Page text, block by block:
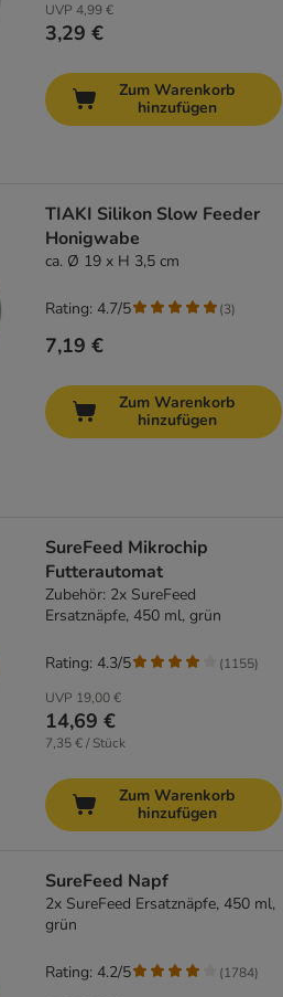
UVP 4,99 €
3,29 €
Zum Warenkorb
hinzufügen
TIAKI Silikon Slow Feeder
Honigwabe
ca. Ø 19 x H 3,5 cm
7,19 €
Rating: 4.7/5 (3)
Zum Warenkorb
hinzufügen
SureFeed Mikrochip
Futterautomat
Zubehör: 2x SureFeed
Ersatznäpfe, 450 ml, grün
UVP 19,00 €
14,69 €
7,35 € / Stück
Rating: 4.3/5 (1155)
Zum Warenkorb
hinzufügen
SureFeed Napf
2x SureFeed Ersatznäpfe, 450 ml,
grün
Rating: 4.2/5 (1784)